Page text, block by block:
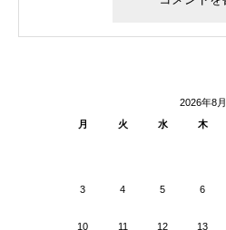
2026年8月
月
火 水 木
3 4 5 6
10 11 12 13